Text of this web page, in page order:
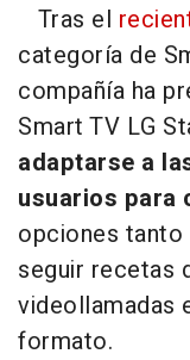
Tras el
categoría de
compañía ha
Smart TV LG
adaptarse a
usuarios para
opciones
seguir recetas
videollamadas
formato.